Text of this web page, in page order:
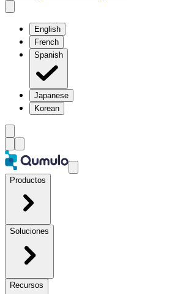
English
French
Spanish
Japanese
Korean
Productos
Soluciones
Recursos